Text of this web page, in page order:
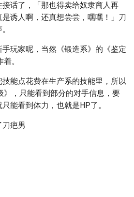
话了，「那也得卖给奴隶商人再
诱人啊，还真想尝尝，嘿嘿！」刀
玩家呢，当然《锻造系》的《鉴定
。
能点花费在生产系的技能里，所以
》，只能看到部分的对手信息，要
能看到体力，也就是HP了。
疤男